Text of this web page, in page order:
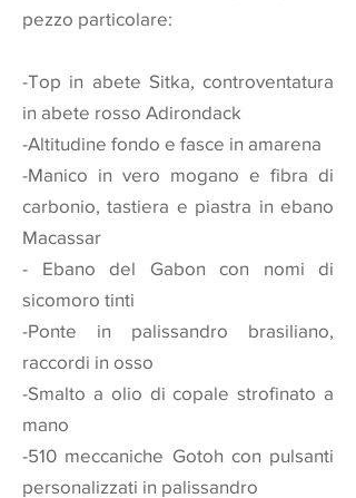
pezzo particolare:
-Top in abete Sitka, controventatura
in abete rosso Adirondack
-Altitudine fondo e fasce in amarena
-Manico in vero mogano e fibra di
carbonio, tastiera e piastra in ebano
Macassar
- Ebano del Gabon con nomi di
sicomoro tinti
-Ponte in palissandro brasiliano,
raccordi in osso
-Smalto a olio di copale strofinato a
mano
-510 meccaniche Gotoh con pulsanti
personalizzati in palissandro